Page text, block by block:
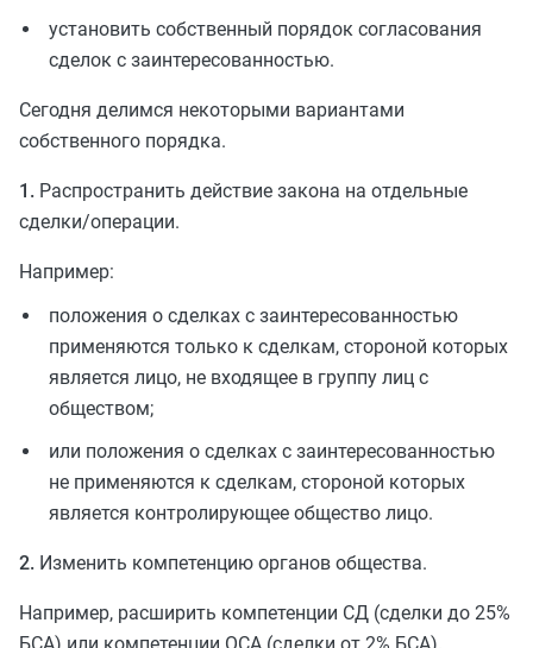
установить собственный порядок согласования
сделок с заинтересованностью.
Сегодня делимся некоторыми вариантами
собственного порядка.
1. Распространить действие закона на отдельные
сделки/операции.
Например:
положения о сделках с заинтересованностью
применяются только к сделкам, стороной которых
является лицо, не входящее в группу лиц с
обществом;
или положения о сделках с заинтересованностью
не применяются к сделкам, стороной которых
является контролирующее общество лицо.
2. Изменить компетенцию органов общества.
Например, расширить компетенции СД (сделки до 25%
БСА) или компетенции ОСА (сделки от 2% БСА).